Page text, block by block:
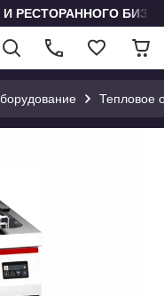
РЕСТОРАННОГО
Тепловое